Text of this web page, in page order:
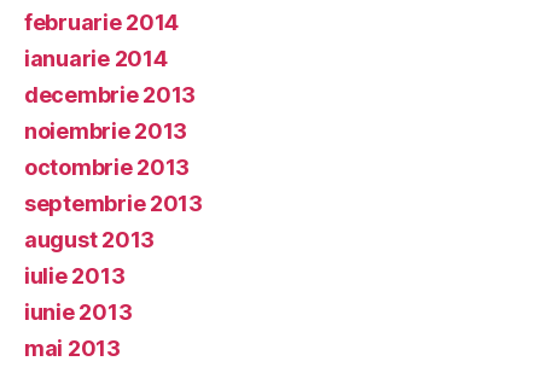
februarie 2014
ianuarie 2014
decembrie 2013
noiembrie 2013
octombrie 2013
septembrie 2013
august 2013
iulie 2013
iunie 2013
mai 2013